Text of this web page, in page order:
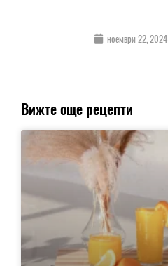
ноември 22, 2024
Вижте още рецепти